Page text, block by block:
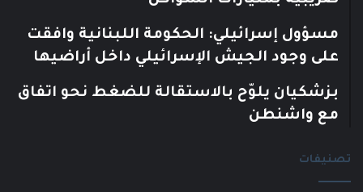
مسؤول إسرائيلي: الحكومة اللبنانية وافقت
على وجود الجيش الإسرائيلي داخل أراضيها
بزشكيان يلوّح بالاستقالة للضغط نحو اتفاق
مع واشنطن
تصنيفات